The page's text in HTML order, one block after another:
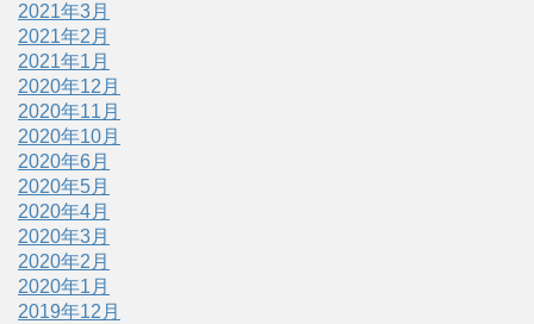
2021年3月
2021年2月
2021年1月
2020年12月
2020年11月
2020年10月
2020年6月
2020年5月
2020年4月
2020年3月
2020年2月
2020年1月
2019年12月